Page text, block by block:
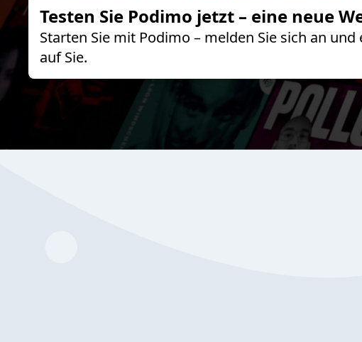
Testen Sie Podimo jetzt – eine neue
Starten Sie mit Podimo – melden Sie sich an
auf Sie.